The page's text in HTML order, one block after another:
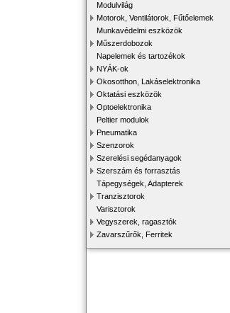
Modulvilág
Motorok, Ventilátorok, Fűtőelemek
Munkavédelmi eszközök
Műszerdobozok
Napelemek és tartozékok
NYÁK-ok
Okosotthon, Lakáselektronika
Oktatási eszközök
Optoelektronika
Peltier modulok
Pneumatika
Szenzorok
Szerelési segédanyagok
Szerszám és forrasztás
Tápegységek, Adapterek
Tranzisztorok
Varisztorok
Vegyszerek, ragasztók
Zavarszűrők, Ferritek